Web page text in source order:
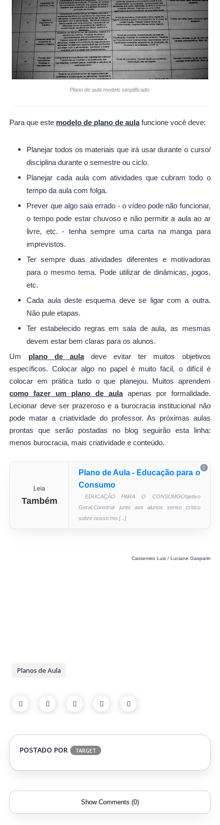
Plano de aula modelo simplificado
Para que este modelo de plano de aulafuncione você deve:
Planejar todos os materiais que irá usar durante o curso/
disciplina durante o semestre ou ciclo.
Planejar cada aula com atividades que cubram todo o
tempo da aula com folga.
Prever que algo saia errado - o vídeo pode não funcionar,
o tempo pode estar chuvoso e não permitir a aula ao ar
livre, etc. - tenha sempre uma carta na manga para
imprevistos.
Ter sempre duas atividades diferentes e motivadoras
para o mesmo tema. Pode utilizar de dinâmicas, jogos,
etc.
Cada aula deste esquema deve se ligar com a outra.
Não pule etapas.
Ter estabelecido regras em sala de aula, as mesmas
devem estar bem claras para os alunos.
Um plano de auladeve evitar ter muitos objetivos
específicos. Colocar algo no papel é muito fácil, o difícil é
colocar em prática tudo o que planejou. Muitos aprendem
como fazer um plano de aulaapenas por formalidade.
Lecionar deve ser prazeroso e a burocracia institucional não
pode matar a criatividade do professor. As próximas aulas
prontas que serão postadas no blog seguirão esta linha:
menos burocracia, mais criatividade e conteúdo.
Leia
Também
Plano de Aula - Educação para o
Consumo
EDUCAÇÃO PARA O CONSUMOObjetivo
Geral:Construir junto aos alunos senso crítico
sobre nosso mo [...]
Cassemiro Luis / Luciane Gasparin
Planos de Aula
POSTADO POR TARGET
Show Comments (0)